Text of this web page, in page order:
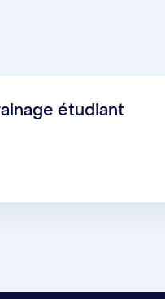
étudiant